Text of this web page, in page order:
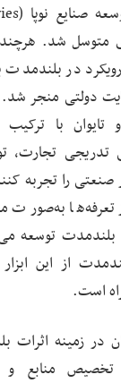
متوسل شد.
در بلندمدت
دولتی منجر شد.
با
تدریجی تجارت،
پایدار صنعتی را
تعرفه‌ها
توسعه
از این
است.
در زمینه اثرات
تخصیص منابع و